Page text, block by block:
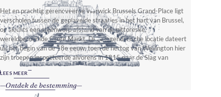
Het en prachtig gerenoveerde Warwick Brussels Grand-Place ligt
verscholen tussen de geplaveide straatjes in het hart van Brussel,
op slechts een steenworp afstand van de pittoreske,
wereldberoemde Grote Markt. Deze legendarische locatie dateert
uit het begin van de 18e eeuw, toen de hertog van Wellington hier
zijn troepen inspecteerde alvorens in 1815 naar de Slag van
Waterloo te vertrekken.
LEES MEER
Ontdek de bestemming